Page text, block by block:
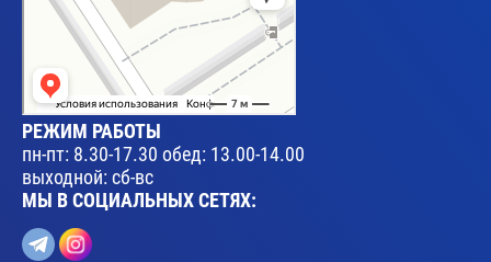
РЕЖИМ РАБОТЫ
пн-пт: 8.30-17.30 обед: 13.00-14.00
выходной: сб-вс
МЫ В СОЦИАЛЬНЫХ СЕТЯХ: